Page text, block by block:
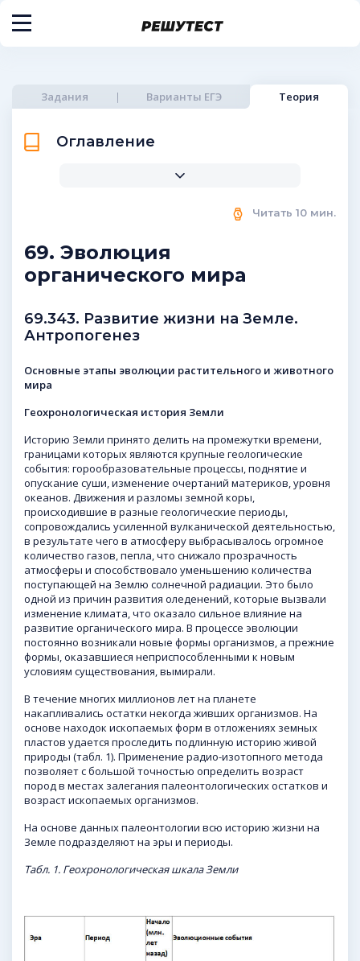
Задания Варианты ЕГЭ Теория
Оглавление
69. Эволюция
органического мира
Читать 10 мин.
69.343. Развитие жизни на Земле.
Антропогенез
Основные этапы эволюции растительного и животного
мира
Геохронологическая история Земли
Историю Земли принято делить на промежутки времени,
границами которых являются крупные геологические
события: горообразовательные процессы, поднятие и
опускание суши, изменение очертаний материков, уровня
океанов. Движения и разломы земной коры,
происходившие в разные геологические периоды,
сопровождались усиленной вулканической деятельностью,
в результате чего в атмосферу выбрасывалось огромное
количество газов, пепла, что снижало прозрачность
атмосферы и способствовало уменьшению количества
поступающей на Землю солнечной радиации. Это было
одной из причин развития оледенений, которые вызвали
изменение климата, что оказало сильное влияние на
развитие органического мира. В процессе эволюции
постоянно возникали новые формы организмов, а прежние
формы, оказавшиеся неприспособленными к новым
условиям существования, вымирали.
В течение многих миллионов лет на планете
накапливались остатки некогда живших организмов. На
основе находок ископаемых форм в отложениях земных
пластов удается проследить подлинную историю живой
природы (табл. 1). Применение радио-изотопного метода
позволяет с большой точностью определить возраст
пород в местах залегания палеонтологических остатков и
возраст ископаемых организмов.
На основе данных палеонтологии всю историю жизни на
Земле подразделяют на эры и периоды.
Табл. 1. Геохронологическая шкала Земли